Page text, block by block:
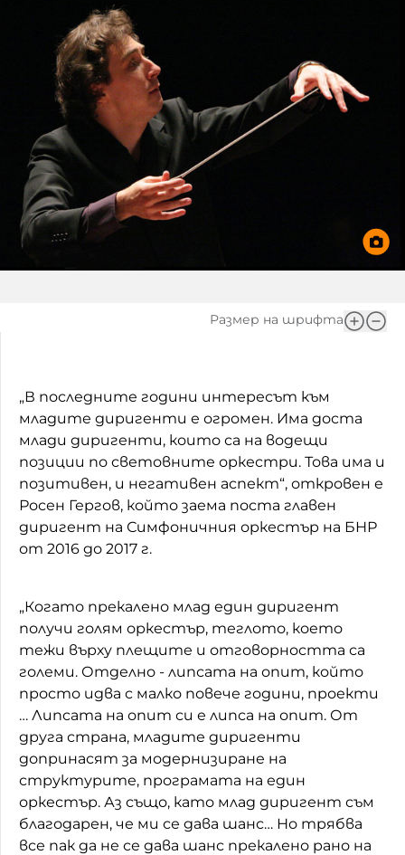
Размер на шрифта
„В последните години интересът към
младите диригенти е огромен. Има доста
млади диригенти, които са на водещи
позиции по световните оркестри. Това има и
позитивен, и негативен аспект“, откровен е
Росен Гергов, който заема поста главен
диригент на Симфоничния оркестър на БНР
от 2016 до 2017 г.
„Когато прекалено млад един диригент
получи голям оркестър, теглото, което
тежи върху плещите и отговорността са
големи. Отделно - липсата на опит, който
просто идва с малко повече години, проекти
… Липсата на опит си е липса на опит. От
друга страна, младите диригенти
допринасят за модернизиране на
структурите, програмата на един
оркестър. Аз също, като млад диригент съм
благодарен, че ми се дава шанс… Но трябва
все пак да не се дава шанс прекалено рано на